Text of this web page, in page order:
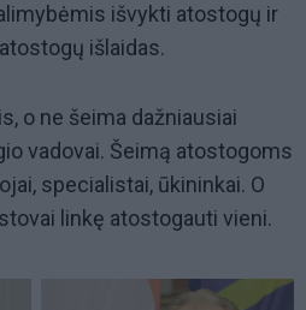
išvykti atostogų ir
išlaidas.
o ne šeima dažniausiai
vadovai. Šeimą atostogoms
specialistai, ūkininkai. O
linkę atostogauti vieni.